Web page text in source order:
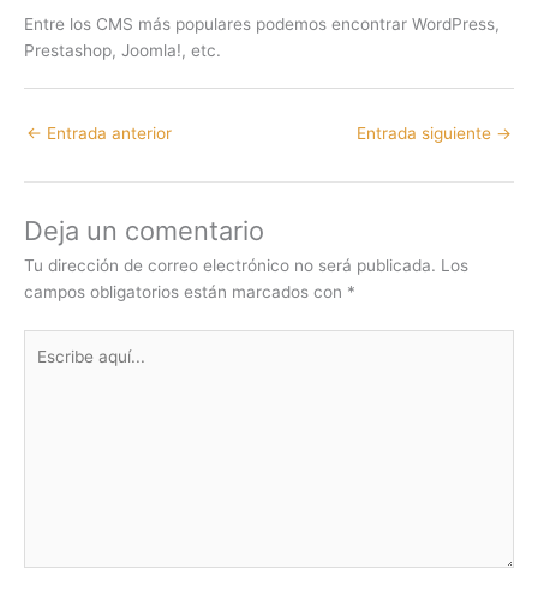
Entre los CMS más populares podemos encontrar WordPress,
Prestashop, Joomla!, etc.
← Entrada anterior Entrada siguiente →
Deja un comentario
Tu dirección de correo electrónico no será publicada. Los
campos obligatorios están marcados con *
aquí...